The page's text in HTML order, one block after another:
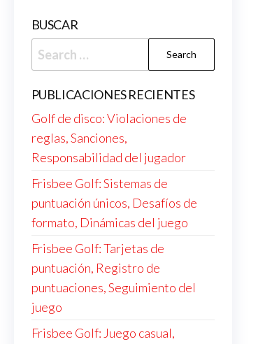
BUSCAR
Search
for:
PUBLICACIONES RECIENTES
Golf de disco: Violaciones de
reglas, Sanciones,
Responsabilidad del jugador
Frisbee Golf: Sistemas de
puntuación únicos, Desafíos de
formato, Dinámicas del juego
Frisbee Golf: Tarjetas de
puntuación, Registro de
puntuaciones, Seguimiento del
juego
Frisbee Golf: Juego casual,